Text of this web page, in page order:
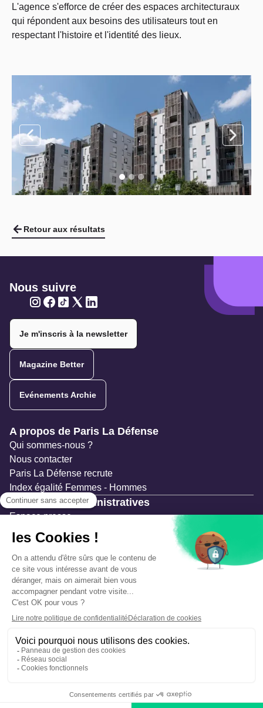
L'agence s'efforce de créer des espaces architecturaux
qui répondent aux besoins des utilisateurs tout en
respectant l'histoire et l'identité des lieux.
Retour aux résultats
Nous suivre
Je m'inscris à la newsletter
Magazine Better
Evénements Archie
Navigation secondaire
A propos de Paris La Défense
Qui sommes-nous ?
Nous contacter
Paris La Défense recrute
Index égalité Femmes - Hommes
Ressources administratives
Espace presse
Documentation
Marchés publics
Appels à projets & avis d'attribution
Mesures de publicité
Concertations et enquêtes publiques
Précautions et sécurité
Plan de gestion des risques
Mentions légales
Données personnelles
Gestion des cookies